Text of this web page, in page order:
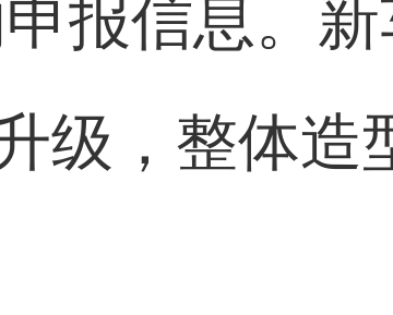
报信息。
级，整体造